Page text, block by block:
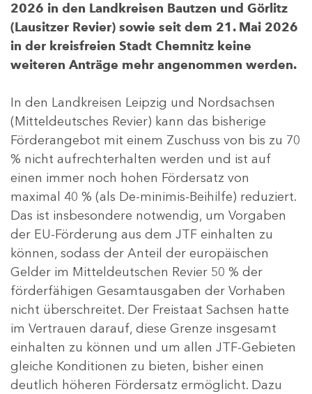
2026 in den Landkreisen Bautzen und Görlitz
(Lausitzer Revier) sowie seit dem 21. Mai 2026
in der kreisfreien Stadt Chemnitz keine
weiteren Anträge mehr angenommen werden.
In den Landkreisen Leipzig und Nordsachsen
(Mitteldeutsches Revier) kann das bisherige
Förderangebot mit einem Zuschuss von bis zu 70
% nicht aufrechterhalten werden und ist auf
einen immer noch hohen Fördersatz von
maximal 40 % (als De-minimis-Beihilfe) reduziert.
Das ist insbesondere notwendig, um Vorgaben
der EU-Förderung aus dem JTF einhalten zu
können, sodass der Anteil der europäischen
Gelder im Mitteldeutschen Revier 50 % der
förderfähigen Gesamtausgaben der Vorhaben
nicht überschreitet. Der Freistaat Sachsen hatte
im Vertrauen darauf, diese Grenze insgesamt
einhalten zu können und um allen JTF-Gebieten
gleiche Konditionen zu bieten, bisher einen
deutlich höheren Fördersatz ermöglicht. Dazu